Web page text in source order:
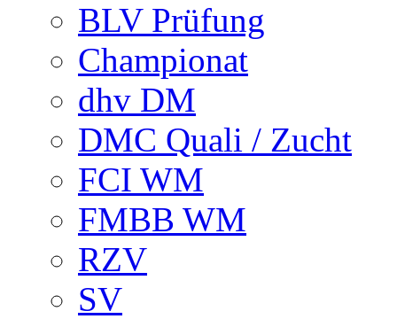
BLV Prüfung
Championat
dhv DM
DMC Quali / Zucht
FCI WM
FMBB WM
RZV
SV